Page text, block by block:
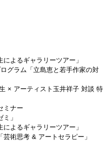
よるギャラリーツアー」
グラム「立島恵と若手作家の対
× アーティスト玉井祥子 対談 特
ミナー
」
よるギャラリーツアー」
術思考 & アートセラピー」